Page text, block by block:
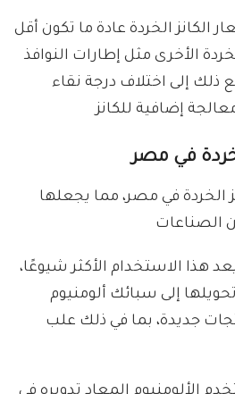
الكانز الخردة عادة ما تكون أقل
الأخرى مثل إطارات النوافذ
ذلك إلى اختلاف درجة نقاء
إضافية للكانز
في مصر
الخردة في مصر، مما يجعلها
الصناعات
هذا الاستخدام الأكثر شيوعًا،
إلى سبائك ألومنيوم
جديدة، بما في ذلك علب